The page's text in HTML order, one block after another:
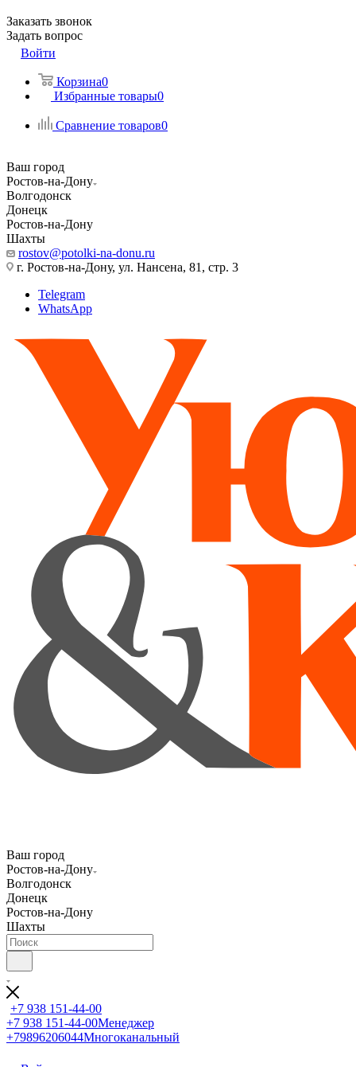
Заказать звонок
Задать вопрос
Войти
Корзина0
Избранные товары0
Сравнение товаров0
Ваш город
Ростов-на-Дону
Волгодонск
Донецк
Ростов-на-Дону
Шахты
rostov@potolki-na-donu.ru
г. Ростов-на-Дону, ул. Нансена, 81, стр. 3
Telegram
WhatsApp
Ваш город
Ростов-на-Дону
Волгодонск
Донецк
Ростов-на-Дону
Шахты
+7 938 151-44-00
+7 938 151-44-00Менеджер
+79896206044Многоканальный